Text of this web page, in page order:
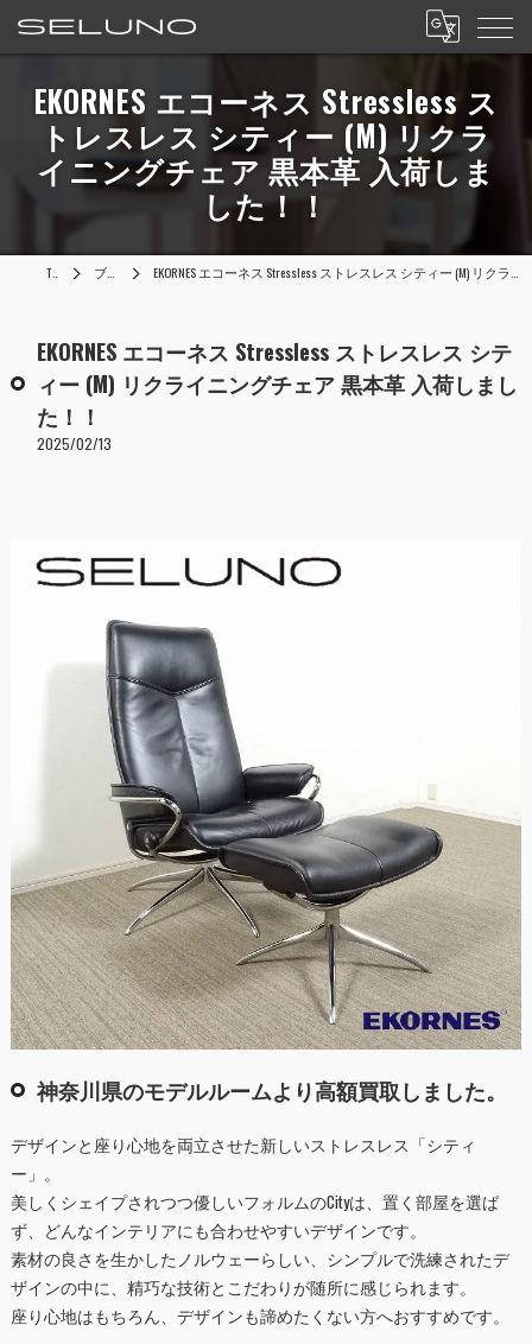
EKORNES エコーネス Stressless ス
トレスレス シティー (M) リクラ
イニングチェア 黒本革 入荷しま
した！！
TOP ブログ EKORNES エコーネス Stressless ストレスレス シティー (M) リクライニングチェア 黒本革 入荷しました！！
EKORNES エコーネス Stressless ストレスレス シテ
ィー (M) リクライニングチェア 黒本革 入荷しまし
た！！
2025/02/13
神奈川県のモデルルームより高額買取しました。
デザインと座り心地を両立させた新しいストレスレス「シティ
ー」。
美しくシェイプされつつ優しいフォルムのCityは、置く部屋を選ば
ず、どんなインテリアにも合わせやすいデザインです。
素材の良さを生かしたノルウェーらしい、シンプルで洗練されたデ
ザインの中に、精巧な技術とこだわりが随所に感じられます。
座り心地はもちろん、デザインも諦めたくない方へおすすめです。